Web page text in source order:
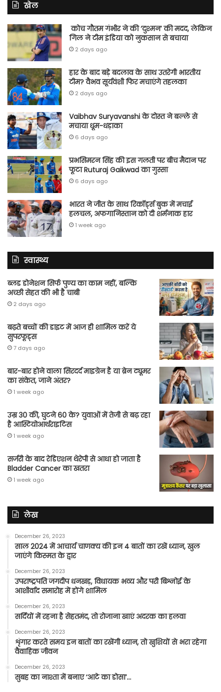
खेल
कोच गौतम गंभीर ने की ‘दुश्मन’ की मदद, लेकिन
गिल ने टीम इंडिया को नुकसान से बचाया
2 days ago
हार के बाद बड़े बदलाव के साथ उतरेगी भारतीय
टीम? वैभव सूर्यवंशी फिर मचाएंगे तहलका
2 days ago
Vaibhav Suryavanshi के दोस्त ने बल्ले से
मचाया धूम-धड़ाका
6 days ago
प्रभसिमरन सिंह की इस गलती पर बीच मैदान पर
फूटा Ruturaj Gaikwad का गुस्सा
6 days ago
भारत ने जीत के साथ रिकॉर्ड्स बुक में मचाई
हलचल, अफगानिस्तान को दी शर्मनाक हार
1 week ago
स्वास्थ्य
ब्लड डोनेशन सिर्फ पुण्य का काम नहीं, बल्कि
अच्छी सेहत की भी है चाबी
2 days ago
बढ़ते बच्चों की डाइट में आज ही शामिल करें ये
सुपरफूड्स
7 days ago
बार-बार होने वाला सिरदर्द माइग्रेन है या ब्रेन ट्यूमर
का संकेत, जाने अंतर?
1 week ago
उम्र 30 की, घुटने 60 के? युवाओं में तेजी से बढ़ रहा
है आस्टियोआर्थराइटिस
1 week ago
सर्जरी के बाद रेडिएशन थेरेपी से आधा हो जाता है
Bladder Cancer का खतरा
1 week ago
लेख
December 26, 2023
साल 2024 में आचार्य चाणक्य की इन 4 बातों का रखें ध्यान, खुल
जाएंगे किस्मत के द्वार
December 26, 2023
उपराष्ट्रपति जगदीप धनखड़, विधायक भव्य और परी बिश्नोई के
आशीर्वाद समारोह में होंगे शामिल
December 26, 2023
सर्दियों में रहना है सेहतमंद, तो रोजाना खाएं अदरक का हलवा
December 26, 2023
शृंगार करते समय इन बातों का रखेंगी ध्यान, तो खुशियों से भरा रहेगा
वैवाहिक जीवन
December 26, 2023
सुबह का नाश्ता में बनाए ‘आटे का डोसा’…